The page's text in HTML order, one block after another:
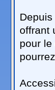
offrant
pour